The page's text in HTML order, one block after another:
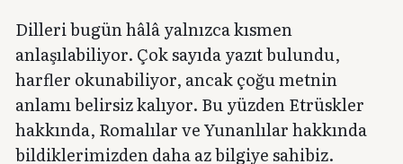
Dilleri bugün hâlâ yalnızca kısmen
anlaşılabiliyor. Çok sayıda yazıt bulundu,
harfler okunabiliyor, ancak çoğu metnin
anlamı belirsiz kalıyor. Bu yüzden Etrüskler
hakkında, Romalılar ve Yunanlılar hakkında
bildiklerimizden daha az bilgiye sahibiz.